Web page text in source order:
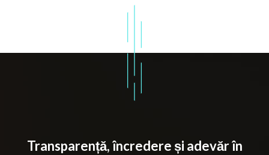
Transparență, încredere și adevăr în